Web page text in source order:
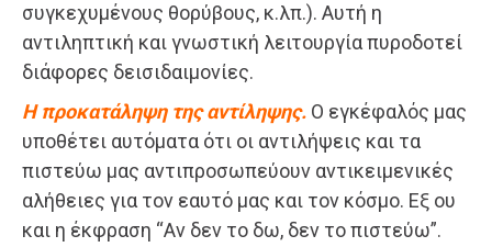
συγκεχυμένους θορύβους, κ.λπ.). Αυτή η
αντιληπτική και γνωστική λειτουργία πυροδοτεί
διάφορες δεισιδαιμονίες.
Η προκατάληψη της αντίληψης. Ο εγκέφαλός μας
υποθέτει αυτόματα ότι οι αντιλήψεις και τα
πιστεύω μας αντιπροσωπεύουν αντικειμενικές
αλήθειες για τον εαυτό μας και τον κόσμο. Εξ ου
και η έκφραση “Αν δεν το δω, δεν το πιστεύω”.